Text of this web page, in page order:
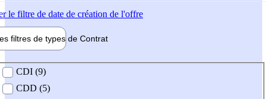
le filtre de date de création de l'offre
filtres de types de Contrat
contrat
CDI (9)
CDD (5)